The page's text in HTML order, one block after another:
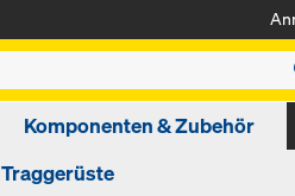
Komponenten & Zubehör
Traggerüste